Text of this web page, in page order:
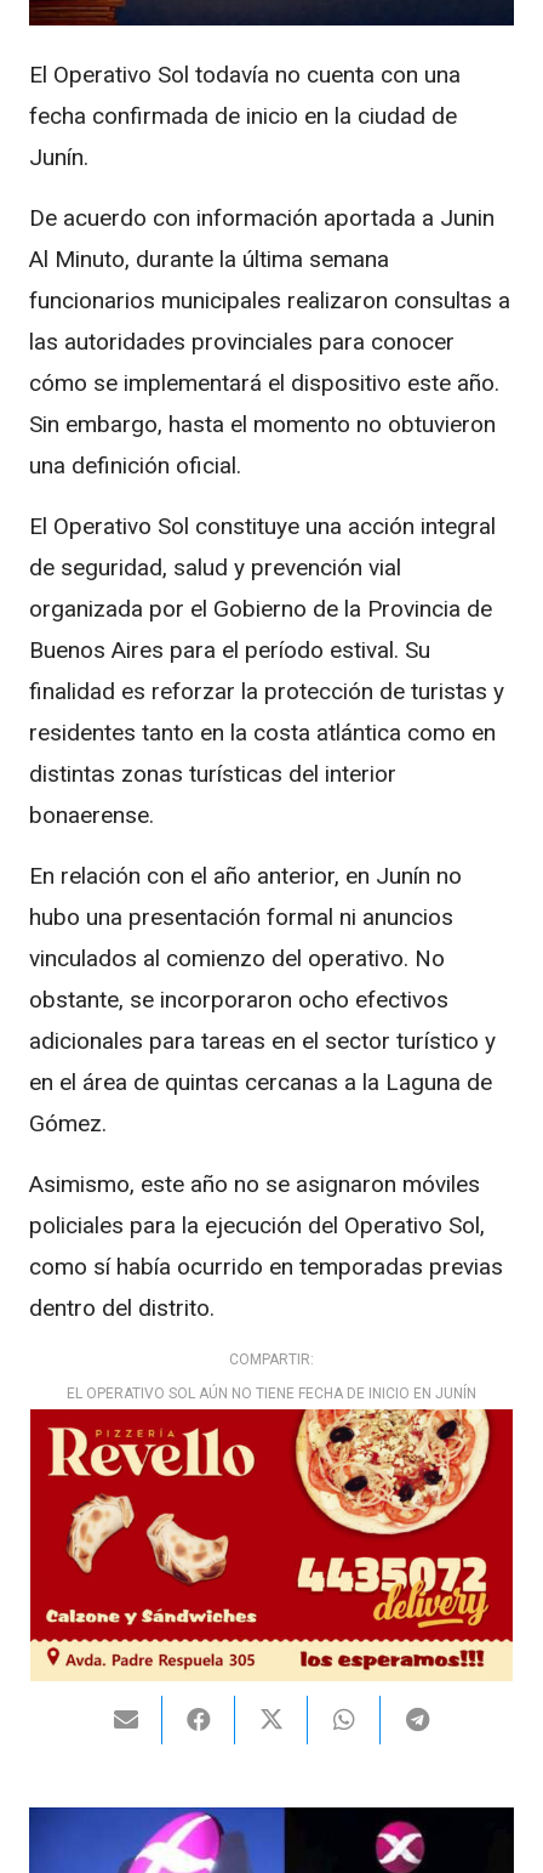
El Operativo Sol todavía no cuenta con una
fecha confirmada de inicio en la ciudad de
Junín.
De acuerdo con información aportada a Junin
Al Minuto, durante la última semana
funcionarios municipales realizaron consultas a
las autoridades provinciales para conocer
cómo se implementará el dispositivo este año.
Sin embargo, hasta el momento no obtuvieron
una definición oficial.
El Operativo Sol constituye una acción integral
de seguridad, salud y prevención vial
organizada por el Gobierno de la Provincia de
Buenos Aires para el período estival. Su
finalidad es reforzar la protección de turistas y
residentes tanto en la costa atlántica como en
distintas zonas turísticas del interior
bonaerense.
En relación con el año anterior, en Junín no
hubo una presentación formal ni anuncios
vinculados al comienzo del operativo. No
obstante, se incorporaron ocho efectivos
adicionales para tareas en el sector turístico y
en el área de quintas cercanas a la Laguna de
Gómez.
Asimismo, este año no se asignaron móviles
policiales para la ejecución del Operativo Sol,
como sí había ocurrido en temporadas previas
dentro del distrito.
COMPARTIR:
EL OPERATIVO SOL AÚN NO TIENE FECHA DE INICIO EN JUNÍN